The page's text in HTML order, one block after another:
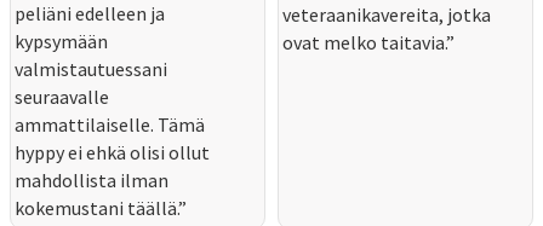
peliäni edelleen ja
kypsymään
valmistautuessani
seuraavalle
ammattilaiselle. Tämä
hyppy ei ehkä olisi ollut
mahdollista ilman
kokemustani täällä.”
veteraanikavereita, jotka
ovat melko taitavia.”